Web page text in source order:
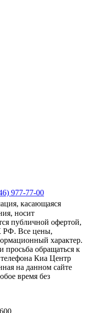
977-77-00
касающаяся
носит
публичной офертой,
РФ. Все цены,
характер.
обращаться к
Киа Центр
на данном сайте
время без